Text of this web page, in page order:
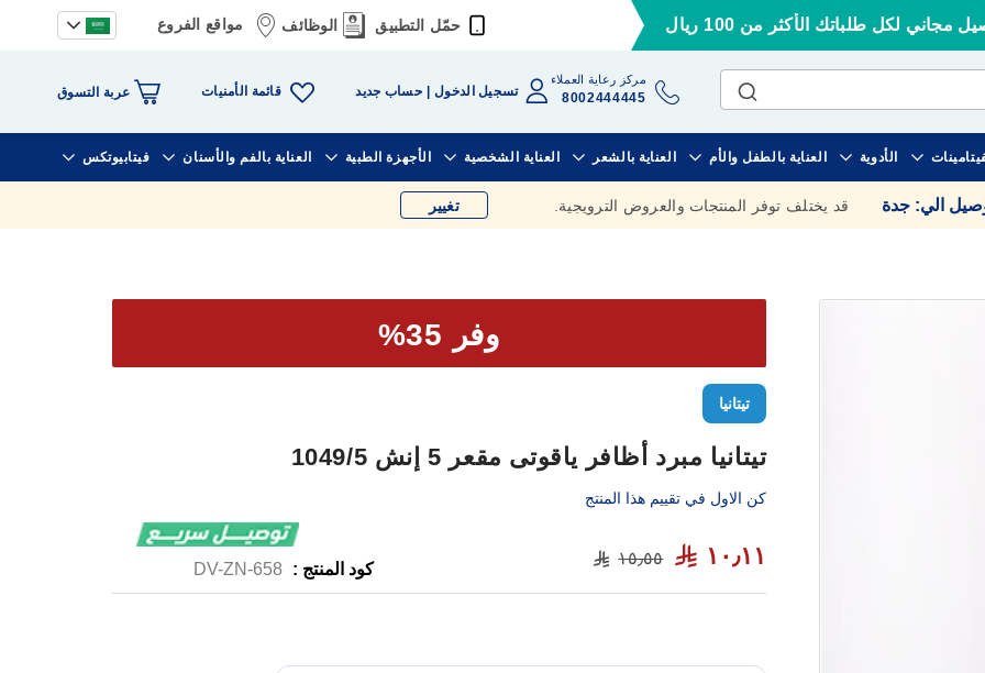
مجاني لكل طلباتك الأكثر من 100 ريال حمّل التطبيق الوظائف مواقع الفروع
مركز رعاية العملاء
8002444445 تسجيل الدخول حساب جديد قائمة الأمنيات عربة التسوق
الأدوية العناية بالطفل والأم العناية بالشعر العناية الشخصية الأجهزة الطبية العناية بالفم والأسنان فيتابيوتكس
الي: جدة قد يختلف توفر المنتجات والعروض الترويجية. تغيير
وفر 35%
تيتانيا
تيتانيا مبرد أظافر ياقوتى مقعر 5 إنش 1049/5
كن الاول في تقييم هذا المنتج
١٠٫١١ ١٥٫٥٥
كود المنتج : DV-ZN-658